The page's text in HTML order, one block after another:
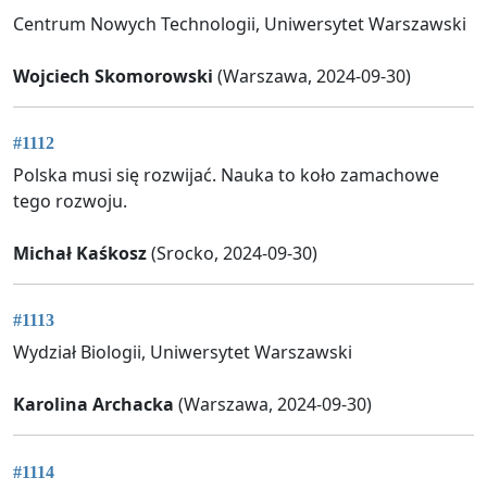
Centrum Nowych Technologii, Uniwersytet Warszawski
Wojciech Skomorowski (Warszawa, 2024-09-30)
#1112
Polska musi się rozwijać. Nauka to koło zamachowe
tego rozwoju.
Michał Kaśkosz(Srocko, 2024-09-30)
#1113
Wydział Biologii, Uniwersytet Warszawski
Karolina Archacka (Warszawa, 2024-09-30)
#1114